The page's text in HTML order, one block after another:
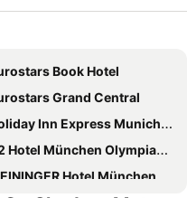
Book Hotel
Grand Central
Inn Express Munich North By Ihg
Hotel München Olympiapark
Hotel München Olympiapark